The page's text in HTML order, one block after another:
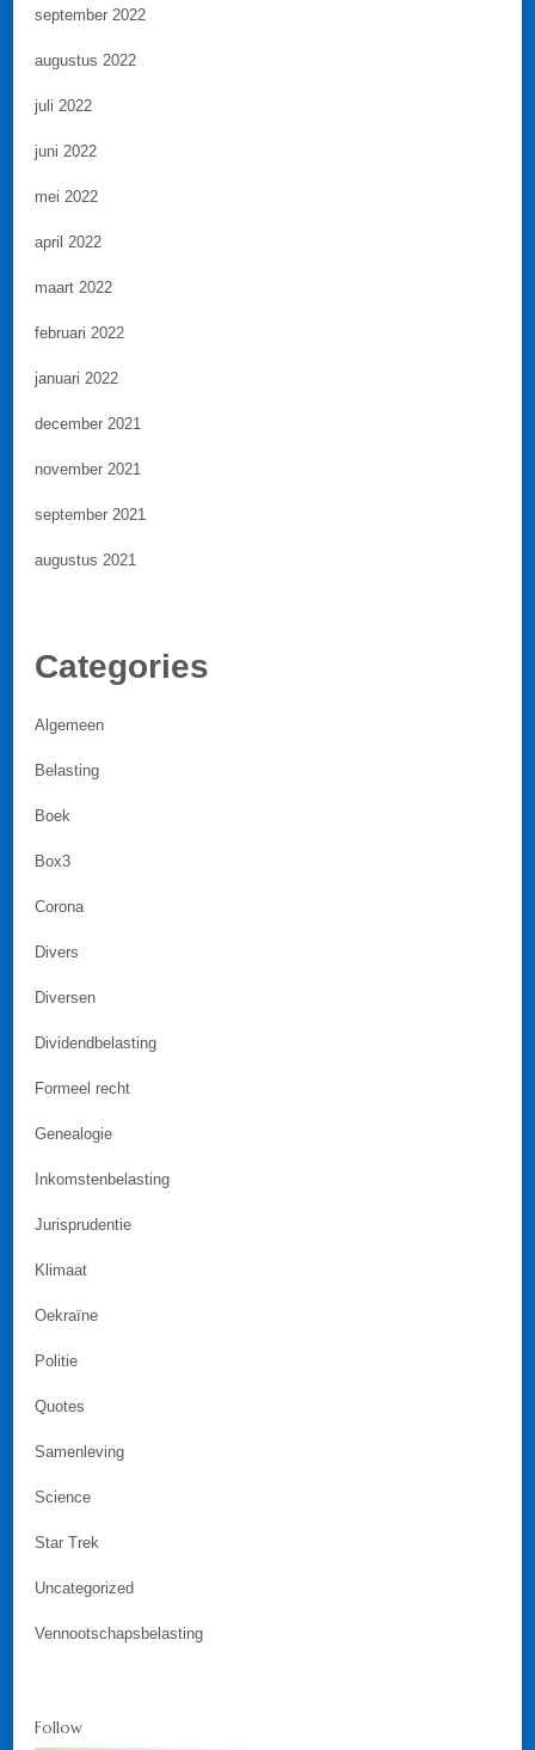
september 2022
augustus 2022
juli 2022
juni 2022
mei 2022
april 2022
maart 2022
februari 2022
januari 2022
december 2021
november 2021
september 2021
augustus 2021
Categories
Algemeen
Belasting
Boek
Box3
Corona
Divers
Diversen
Dividendbelasting
Formeel recht
Genealogie
Inkomstenbelasting
Jurisprudentie
Klimaat
Oekraïne
Politie
Quotes
Samenleving
Science
Star Trek
Uncategorized
Vennootschapsbelasting
Follow